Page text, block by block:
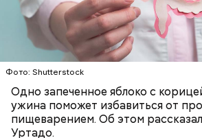
Фото: Shutterstock
Одно запеченное яблоко с
ужина поможет избавиться от
пищеварением. Об этом
Уртадо.
Терапевт
продукты и
выводят
Чистит
рака: чем